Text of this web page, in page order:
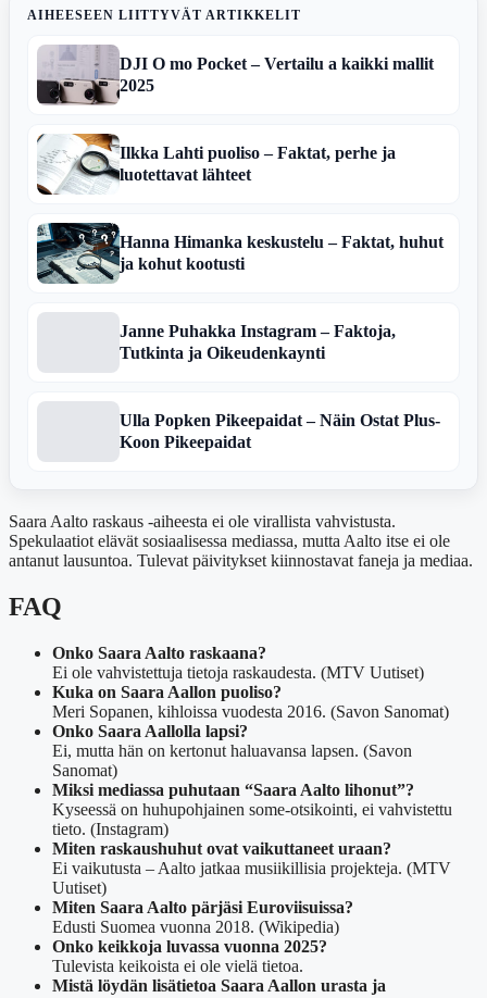
AIHEESEEN LIITTYVÄT ARTIKKELIT
DJI O mo Pocket – Vertailu a kaikki mallit
2025
Ilkka Lahti puoliso – Faktat, perhe ja
luotettavat lähteet
Hanna Himanka keskustelu – Faktat, huhut
ja kohut kootusti
Janne Puhakka Instagram – Faktoja,
Tutkinta ja Oikeudenkaynti
Ulla Popken Pikeepaidat – Näin Ostat Plus-
Koon Pikeepaidat
Saara Aalto raskaus -aiheesta ei ole virallista vahvistusta.
Spekulaatiot elävät sosiaalisessa mediassa, mutta Aalto itse ei ole
antanut lausuntoa. Tulevat päivitykset kiinnostavat faneja ja mediaa.
FAQ
Onko Saara Aalto raskaana?
Ei ole vahvistettuja tietoja raskaudesta. (MTV Uutiset)
Kuka on Saara Aallon puoliso?
Meri Sopanen, kihloissa vuodesta 2016. (Savon Sanomat)
Onko Saara Aallolla lapsi?
Ei, mutta hän on kertonut haluavansa lapsen. (Savon
Sanomat)
Miksi mediassa puhutaan “Saara Aalto lihonut”?
Kyseessä on huhupohjainen some-otsikointi, ei vahvistettu
tieto. (Instagram)
Miten raskaushuhut ovat vaikuttaneet uraan?
Ei vaikutusta – Aalto jatkaa musiikillisia projekteja. (MTV
Uutiset)
Miten Saara Aalto pärjäsi Euroviisuissa?
Edusti Suomea vuonna 2018. (Wikipedia)
Onko keikkoja luvassa vuonna 2025?
Tulevista keikoista ei ole vielä tietoa.
Mistä löydän lisätietoa Saara Aallon urasta ja